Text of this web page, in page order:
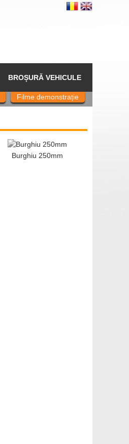
BROȘURĂ VEHICULE
Filme demonstrație
Burghiu 250mm